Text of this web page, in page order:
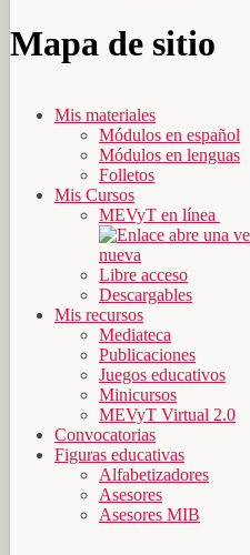
Mapa de sitio
Mis materiales
Módulos en español
Módulos en lenguas
Folletos
Mis Cursos
MEVyT en línea
Libre acceso
Descargables
Mis recursos
Mediateca
Publicaciones
Juegos educativos
Minicursos
MEVyT Virtual 2.0
Convocatorias
Figuras educativas
Alfabetizadores
Asesores
Asesores MIB